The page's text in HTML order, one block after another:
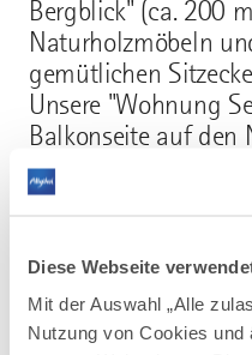
Diese Webseite
Mit der Auswahl „Alle
Nutzung von Cookies und
Bergblick" (ca. 200
Naturholzmöbeln
gemütlichen
Unsere "Wohnung
Balkonseite auf den
lädt zum träumen ein.
Mehr erfahren